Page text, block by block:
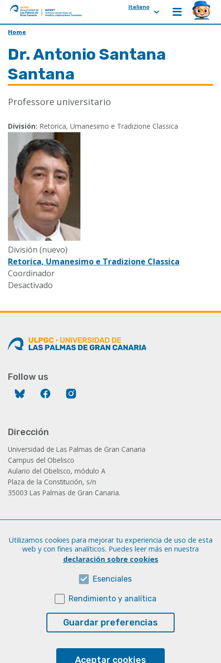
ULPGC
Ir
inicio
de
IATEXT
Italiano
Home
Dr. Antonio Santana
Santana
Professore universitario
División: Retorica, Umanesimo e Tradizione Classica
División (nuevo)
Retorica, Umanesimo e Tradizione Classica
Coordinador
Desactivado
Follow us
Bluesky Facebook
Dirección
Universidad de Las Palmas de Gran Canaria
Campus del Obelisco
Aulario del Obelisco, módulo A
Plaza de la Constitución, s/n
35003 Las Palmas de Gran Canaria.
Tfno.: +34 928 452 771 / 452 787
Fax: +34 928 451 701
Sobre esta web
Utilizamos cookies para mejorar tu experiencia de uso de esta
web y con fines analíticos. Puedes leer más en nuestra
declaración sobre cookies
Esenciales
Rendimiento y analítica
Guardar preferencias
Aceptar cookies